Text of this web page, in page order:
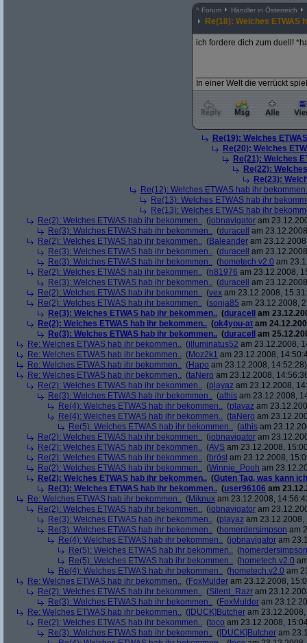
^ Forum Händler in Österreich
Re(18): Welches ETWAS
ich fordere dich zum duell!
In einer Welt die verrückt
Re(19): Welches
Re(20): Welches
Re(21): Welches
Re(22):
Re(23):
Re(12): Welches ETWAS hab ihr
Re(13): Welches ETWAS hab ihr
Re(13): Welches ETWAS hab ihr
Re(2): Welches ETWAS hab ihr bekommen.. (jobnavigator am
Re(3): Welches ETWAS hab ihr bekommen.. (duracell
am
Re(2): Welches ETWAS hab ihr bekommen.. (Baleander am
Re(3): Welches ETWAS hab ihr bekommen.. (duracell
am
Re(3): Welches ETWAS hab ihr bekommen.. (hometech.v2.0 am
Re(2): Welches ETWAS hab ihr bekommen.. (h81976 am 23.12.2008,
Re(3): Welches ETWAS hab ihr bekommen.. (duracell
am
Re(2): Welches ETWAS hab ihr bekommen.. (vex am 23.12.2008,
Re(2): Welches ETWAS hab ihr bekommen.. (sonja85 am 23.12.2008,
Re(3): Welches ETWAS hab ihr bekommen.. (duracell
am
Re(2): Welches ETWAS hab ihr bekommen.. (ok4you-at am
Re(3): Welches ETWAS hab ihr bekommen.. (duracell
am
Re: Welches ETWAS hab ihr bekommen.. (illuminatus52 am 23.12.2008,
Re: Welches ETWAS hab ihr bekommen.. (Moz2k1 am 23.12.2008,
Re: Welches ETWAS hab ihr bekommen.. (Hapo am 23.12.2008, 14:52:28)
Re: Welches ETWAS hab ihr bekommen.. (taNero am 23.12.2008,
Re(2): Welches ETWAS hab ihr bekommen.. (playaz am 23.12.2008,
Re(3): Welches ETWAS hab ihr bekommen.. (athis am 23.12.2008,
Re(4): Welches ETWAS hab ihr bekommen.. (playaz am
Re(4): Welches ETWAS hab ihr bekommen.. (taNero am
Re(5): Welches ETWAS hab ihr bekommen.. (athis am
Re(2): Welches ETWAS hab ihr bekommen.. (jobnavigator am
Re(2): Welches ETWAS hab ihr bekommen.. (AVS am 23.12.2008,
Re(2): Welches ETWAS hab ihr bekommen.. (brösl am 23.12.2008,
Re(2): Welches ETWAS hab ihr bekommen.. (Winnie_Pooh am
Re(2): Welches ETWAS hab ihr bekommen.. (Guten Tag, was kann
Re(3): Welches ETWAS hab ihr bekommen.. (user96106 am
Re: Welches ETWAS hab ihr bekommen.. (Miknux am 23.12.2008,
Re(2): Welches ETWAS hab ihr bekommen.. (jobnavigator am
Re(3): Welches ETWAS hab ihr bekommen.. (playaz am 23.12.2008,
Re(3): Welches ETWAS hab ihr bekommen.. (homerdersimpson am
Re(4): Welches ETWAS hab ihr bekommen.. (jobnavigator am
Re(5): Welches ETWAS hab ihr bekommen.. (homerdersimpson
Re(5): Welches ETWAS hab ihr bekommen.. (hometech.v2.0
Re(4): Welches ETWAS hab ihr bekommen.. (hometech.v2.0 am
Re: Welches ETWAS hab ihr bekommen.. (FoxMulder am 23.12.2008,
Re(2): Welches ETWAS hab ihr bekommen.. (Silent_Razr am
Re(3): Welches ETWAS hab ihr bekommen.. (FoxMulder am
Re: Welches ETWAS hab ihr bekommen.. ([DUCK]Butcher am
Re(2): Welches ETWAS hab ihr bekommen.. (toco am 23.12.2008,
Re(3): Welches ETWAS hab ihr bekommen.. ([DUCK]Butcher am